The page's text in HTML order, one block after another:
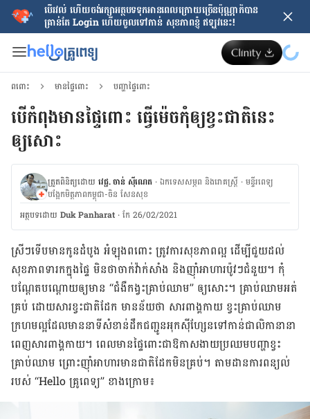
បើរវល់ ហើយចង់​រក្សាអត្ថបទទុកអានពេលក្រោយ​ច្រើនប៉ុណ្ណាក៏បាន
គ្រាន់តែ​ Login ហើយចូលទៅកាន់ សុខភាពខ្ញុំ ឥឡូវនេះ!
ពពោះ មានផ្ទៃពោះ បញ្ហាផ្ទៃពោះ
បើ​កំពុង​មាន​ផ្ទៃពោះ ធ្វើ​ម៉េច​កុំ​ឲ្យ​ខ្វះ​ជាតិ​នេះ
ឲ្យសោះ
ត្រួតពិនិត្យដោយ វេជ្ជ. ចាន់ ស៊ីណេត ·ឯកទេសសម្ភព និងរោគស្ត្រី ·ម​ន្ទីរពេទ្យ
បង្អែកមិត្តភាពកម្ពុជា-ចិន សែនសុខ
អត្ថបទ​ដោយ Duk Panharat ·កែ 26/02/2021
ស្រីៗ​ទើបមាន​កូន​ដំបូង អំឡុង​ពពោះ ត្រូវការ​សុខភាព​ល្អ ដើម្បី​ជួយ​ដល់​
សុខភាព​ទារក​ក្នុង​ផ្ទៃ មិន​ថា​ចាក់​វ៉ាក់សាំង និង​ញ៉ាំអាហារ​ប៉ូវៗ​ជំនួយ។ កុំ​
បណ្ដែត​បណ្ដោយ​ឲ្យ​មាន “ជំងឺ​កង្វះ​គ្រាប់​ឈាម” ឲ្យ​សោះ។ គ្រាប់​ឈាម​អត់​
គ្រប់ ដោយសារ​ខ្វះ​ជាតិដែក មាន​ន័យ​ថា សារពាង្គកាយ ខ្វះ​គ្រាប់​ឈាម​
ក្រហម​ល្អ​ដែល​មាន​នាទី​សំខាន់​ដឹកជញ្ជូន​អុកស៊ីហ្សែន​ទៅ​កាន់​ជាលិកា​​នានា​
ពេញ​សារពាង្គកាយ។ ពេលមាន​ផ្ទៃពោះ​​ជា​ឱកាស​ងាយ​ប្រឈម​បញ្ហា​ខ្វះ​
គ្រាប់​ឈាម ព្រោះ​ញ៉ាំ​អាហារ​មាន​ជាតិ​ដែក​មិន​គ្រប់។ តាម​ដាន​ការ​ពន្យល់​
របស់ “Hello គ្រូពេទ្យ” ខាង​ក្រោម៖